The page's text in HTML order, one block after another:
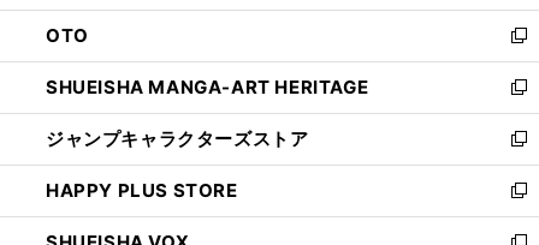
ウ
で
開
く
ン
ド
ウ
で
開
く
OTO
新
し
い
ウ
ィ
ン
ド
ウ
SHUEISHA MANGA-ART HERITAGE
新
し
い
ウ
ィ
ン
ジャンプキャラクターズストア
新
し
い
ウ
HAPPY PLUS STORE
新
し